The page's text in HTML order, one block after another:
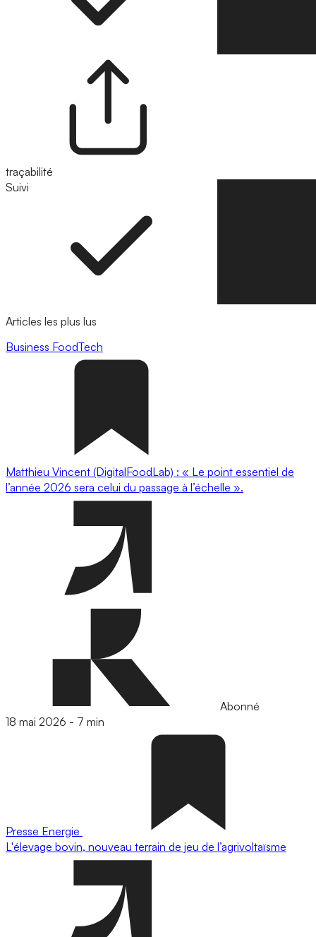
traçabilité
Suivi
Articles les plus lus
Business FoodTech
Matthieu Vincent (DigitalFoodLab) : « Le point essentiel de
l’année 2026 sera celui du passage à l’échelle ».
Abonné
18 mai 2026 - 7 min
Presse Energie
L'élevage bovin, nouveau terrain de jeu de l’agrivoltaïsme